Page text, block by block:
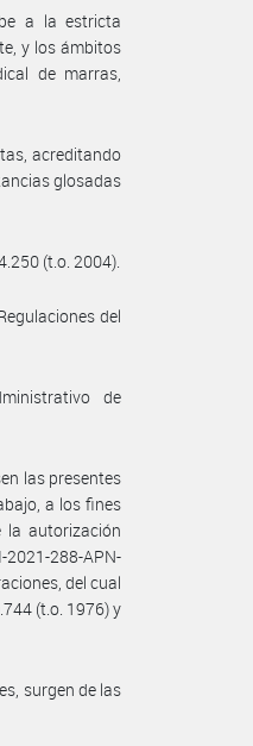
a la estricta
y los ámbitos
de marras,
acreditando
glosadas
(t.o. 2004).
del
de
las presentes
a los fines
autorización
288-APN-
del cual
(t.o. 1976) y
surgen de las